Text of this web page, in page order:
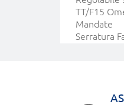
TT/F15
Mandate
Serratura